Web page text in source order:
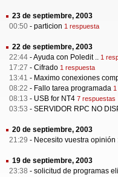
23 de septiembre, 2003
00:50 - particion 1 respuesta
22 de septiembre, 2003
22:44 -Ayuda con Poledit .. 1
17:27 - Cifrado 1 respuesta
13:41 - Maximo conexiones
08:22 - Fallo tarea programada
08:13 - USB for NT4 7 respuestas
03:53 - SERVIDOR RPC NO
20 de septiembre, 2003
21:29 - Necesito vuestra opinión
19 de septiembre, 2003
23:38 - solicitud de programas